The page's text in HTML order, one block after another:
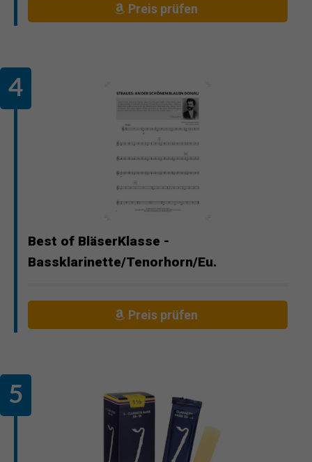
Preis prüfen
Best of BläserKlasse -
Bassklarinette/Tenorhorn/Eu.
Preis prüfen